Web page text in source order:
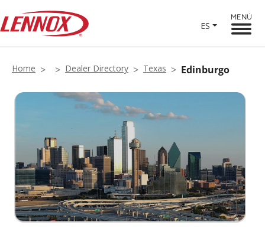
ES
MENÚ
Home Dealer Directory Texas Edinburgo